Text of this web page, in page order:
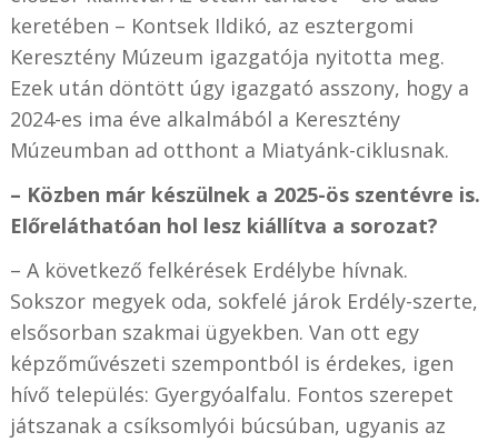
keretében – Kontsek Ildikó, az esztergomi
Keresztény Múzeum igazgatója nyitotta meg.
Ezek után döntött úgy igazgató asszony, hogy a
2024-es ima éve alkalmából a Keresztény
Múzeumban ad otthont a Miatyánk-ciklusnak.
– Közben már készülnek a 2025-ös szentévre is.
Előreláthatóan hol lesz kiállítva a sorozat?
– A következő felkérések Erdélybe hívnak.
Sokszor megyek oda, sokfelé járok Erdély-szerte,
elsősorban szakmai ügyekben. Van ott egy
képzőművészeti szempontból is érdekes, igen
hívő település: Gyergyóalfalu. Fontos szerepet
játszanak a csíksomlyói búcsúban, ugyanis az